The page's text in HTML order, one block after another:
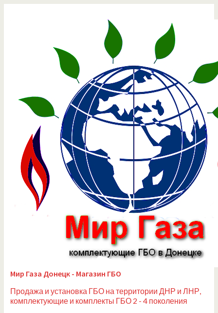
Мир Газа Донецк - Магазин ГБО
Продажа и установка ГБО на территории ДНР и ЛНР,
комплектующие и комплекты ГБО 2 - 4 поколения